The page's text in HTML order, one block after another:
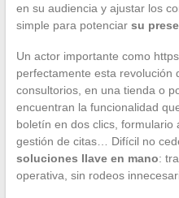
en su audiencia y ajustar los
simple para potenciar su
Un actor importante como
perfectamente esta revolución
consultorios, en una tienda o
encuentran la funcionalidad
boletín en dos clics, formulario
gestión de citas… Difícil no
soluciones llave en mano:
operativa, sin rodeos